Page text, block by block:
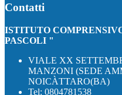
Contatti
ISTITUTO
PASCOLI "
VIALE XX
MANZONI (SEDE
NOICÀTTARO(BA)
Tel: 0804781538